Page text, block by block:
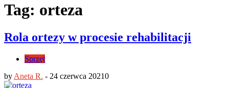
Tag: orteza
Rola ortezy w procesie rehabilitacji
Sprzęt
by Aneta R. - 24 czerwca 20210